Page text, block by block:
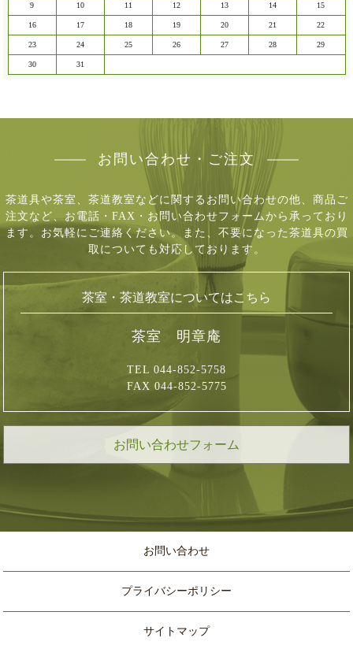
9 10 11 12 13 14 15
16 17 18 19 20 21 22
23 24 25 26 27 28 29
30 31
お問い合わせ・ご注文
茶道具や茶室、茶道教室などに関するお問い合わせの他、商品ご
注文など、 お電話・FAX・お問い合わせフォームから承っており
ます。お気軽にご連絡ください。 また、不要になった茶道具の買
取についても対応しております。
茶室・茶道教室についてはこちら
茶室 明章庵
TEL 044-852-5758
FAX 044-852-5775
お問い合わせフォーム
お問い合わせ
プライバシーポリシー
サイトマップ